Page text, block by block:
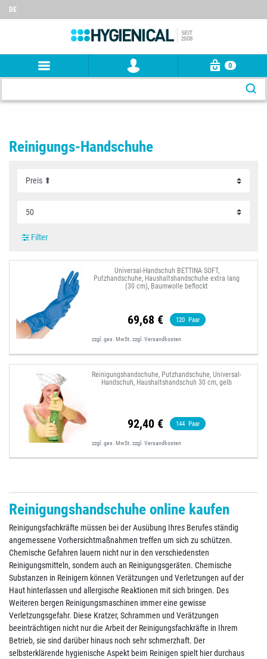
DE
0
Reinigungs-Handschuhe
Filter
Universal-Handschuh BETTINA SOFT,
Putzhandschuhe, Haushaltshandschuhe extra lang
(30 cm), Baumwolle beflockt
69,68 € 120 Paar
zzgl. ges. MwSt. zzgl.Versandkosten
Reinigungshandschuhe, Putzhandschuhe, Universal-
Handschuh, Haushaltshandschuh 30 cm, gelb
92,40 € 144 Paar
zzgl. ges. MwSt. zzgl.Versandkosten
Reinigungshandschuhe online kaufen
Reinigungsfachkräfte müssen bei der Ausübung Ihres Berufes ständig
angemessene Vorhersichtmaßnahmen treffen um sich zu schützen.
Chemische Gefahren lauern nicht nur in den verschiedensten
Reinigungsmitteln, sondern auch an Reinigungsgeräten. Chemische
Substanzen in Reinigern können Verätzungen und Verletzungen auf der
Haut hinterlassen und allergische Reaktionen mit sich bringen. Des
Weiteren bergen Reinigungsmaschinen immer eine gewisse
Verletzungsgefahr. Diese Kratzer, Schrammen und Verätzungen
beeinträchtigen nicht nur die Arbeit der Reinigungsfachkräfte in Ihrem
Betrieb, sie sind darüber hinaus noch sehr schmerzhaft. Der
selbsterklärende hygienische Aspekt beim Reinigen spielt hier durchaus